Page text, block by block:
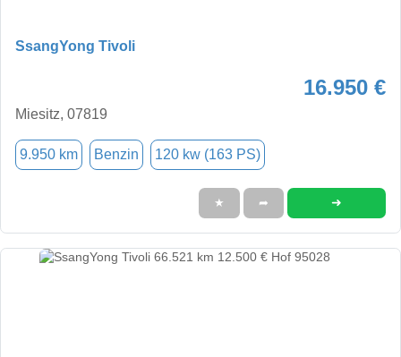
SsangYong Tivoli
16.950 €
Miesitz, 07819
9.950 km Benzin 120 kw (163 PS)
★ ➦ ➜